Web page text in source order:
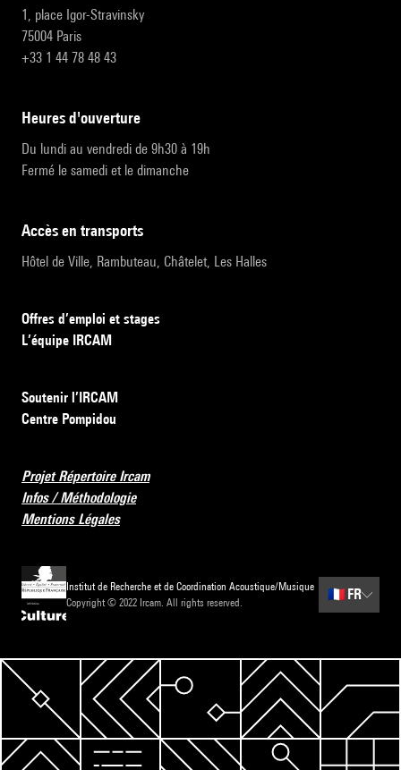
1, place Igor-Stravinsky
75004 Paris
+33 1 44 78 48 43
heures d'ouverture
Du lundi au vendredi de 9h30 à 19h
Fermé le samedi et le dimanche
accès en transports
Hôtel de Ville, Rambuteau, Châtelet, Les Halles
Offres d’emploi et stages
L’équipe IRCAM
Soutenir l’IRCAM
Centre Pompidou
Projet Répertoire Ircam
Infos / Méthodologie
Mentions Légales
Institut de Recherche et de Coordination Acoustique/Musique
Copyright © 2022 Ircam. All rights reserved.
🇫🇷 FR